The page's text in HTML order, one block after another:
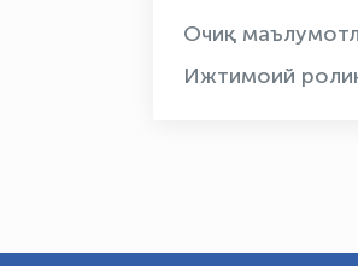
Очиқ
Ижтимоий
OLYMPCHIK AI - yordamchi